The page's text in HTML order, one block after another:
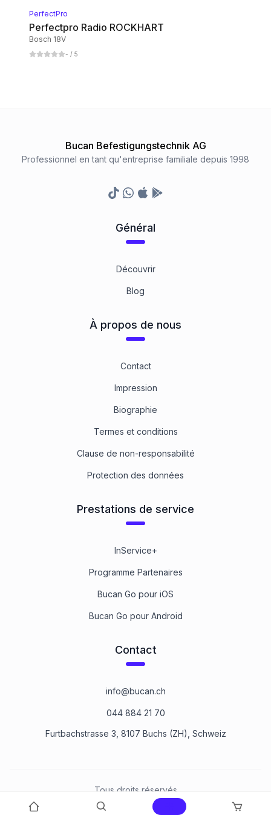
PerfectPro
Perfectpro Radio ROCKHART
Bosch 18V
- / 5
Bucan Befestigungstechnik AG
Professionnel en tant qu'entreprise familiale depuis 1998
TikTokWhatsapp
Appstore
Google Play Store
Général
Découvrir
Blog
À propos de nous
Contact
Impression
Biographie
Termes et conditions
Clause de non-responsabilité
Protection des données
Prestations de service
InService+
Programme Partenaires
Bucan Go pour iOS
Bucan Go pour Android
Contact
info@bucan.ch
044 884 21 70
Furtbachstrasse 3, 8107 Buchs (ZH), Schweiz
Tous droits réservés
Bucan Befestigungstechnik AG